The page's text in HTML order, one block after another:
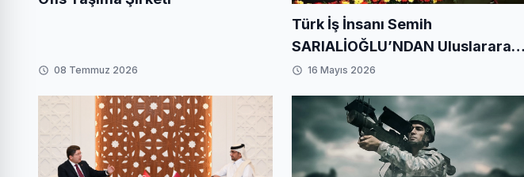
08 Temmuz 2026
Türk İş İnsanı Semih
SARIALİOĞLU’NDAN Uluslararası
Başarı: Belçika Kraliçesi
Stratejik İmza
16 Mayıs 2026